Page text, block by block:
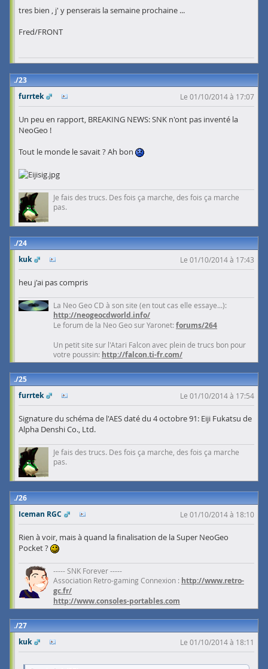
tres bien , j' y penserais la semaine prochaine ...
Fred/FRONT
23
furrtek
Le 01/10/2014 à 17:07
Un peu en rapport, BREAKING NEWS: SNK n'ont pas inventé la
NeoGeo !
Tout le monde le savait ? Ah bon
Je fais des trucs. Des fois ça marche, des fois ça marche
pas.
24
kuk
Le 01/10/2014 à 17:43
heu j'ai pas compris
La Neo Geo CD à son site (en tout cas elle essaye...):
http://neogeocdworld.info/
Le forum de la Neo Geo sur Yaronet: forums/264
Un petit site sur l'Atari Falcon avec plein de trucs bon pour
votre poussin: http://falcon.ti-fr.com/
25
furrtek
Le 01/10/2014 à 17:54
Signature du schéma de l'AES daté du 4 octobre 91: Eiji Fukatsu de
Alpha Denshi Co., Ltd.
Je fais des trucs. Des fois ça marche, des fois ça marche
pas.
26
Iceman RGC
Le 01/10/2014 à 18:10
Rien à voir, mais à quand la finalisation de la Super NeoGeo
Pocket ?
----- SNK Forever -----
Association Retro-gaming Connexion : http://www.retro-
gc.fr/
http://www.consoles-portables.com
27
kuk
Le 01/10/2014 à 18:11